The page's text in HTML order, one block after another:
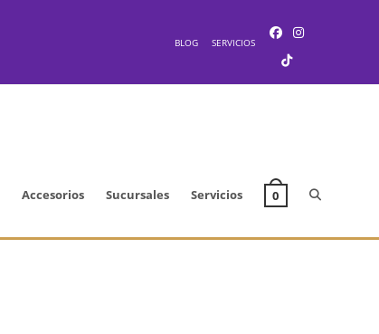
BLOG SERVICIOS
Accesorios Sucursales Servicios 0 Alternar